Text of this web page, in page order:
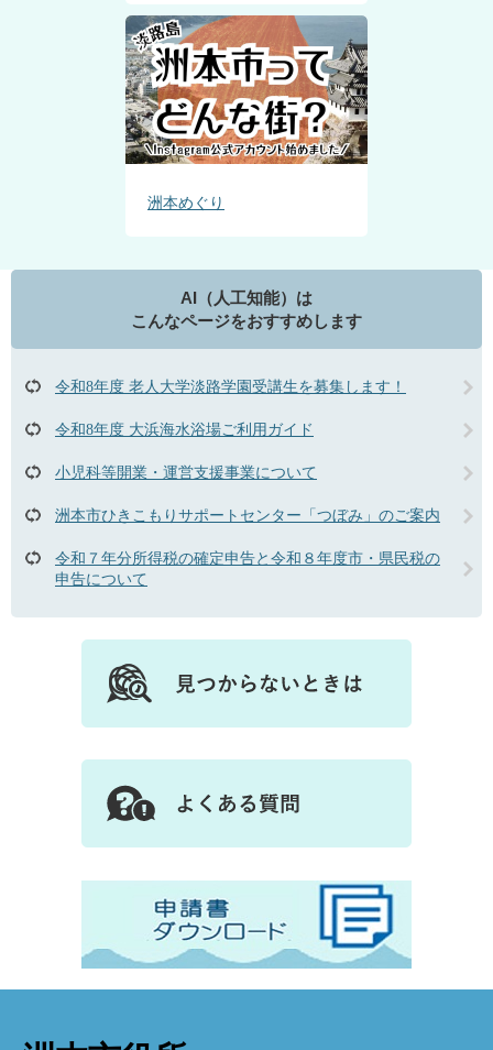
洲本めぐり
AI（人工知能）は
こんなページをおすすめします
令和8年度 老人大学淡路学園受講生を募集します！
令和8年度 大浜海水浴場ご利用ガイド
小児科等開業・運営支援事業について
洲本市ひきこもりサポートセンター「つぼみ」のご案内
令和７年分所得税の確定申告と令和８年度市・県民税の
申告について